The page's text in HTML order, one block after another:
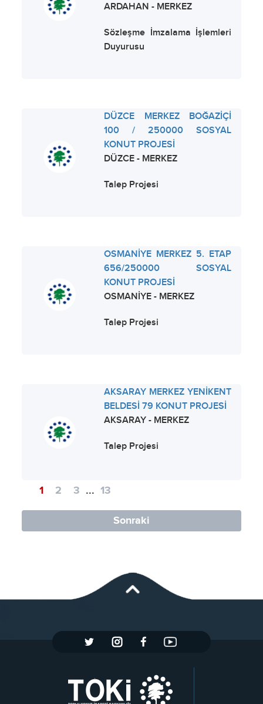
ARDAHAN - MERKEZ
Sözleşme İmzalama İşlemleri
Duyurusu
DÜZCE MERKEZ BOĞAZİÇİ
100 / 250000 SOSYAL
KONUT PROJESİ
DÜZCE - MERKEZ
Talep Projesi
OSMANİYE MERKEZ 5. ETAP
656/250000 SOSYAL
KONUT PROJESİ
OSMANİYE - MERKEZ
Talep Projesi
AKSARAY MERKEZ YENİKENT
BELDESİ 79 KONUT PROJESİ
AKSARAY - MERKEZ
Talep Projesi
1 2 3 ... 13
Sonraki